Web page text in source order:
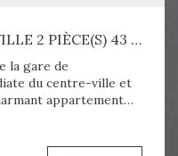
APPARTEMENT SARTROUVILLE 2 PIÈCE(S) 43 M2
la gare de
du centre-ville et
appartement
d'une entrée
aménagée